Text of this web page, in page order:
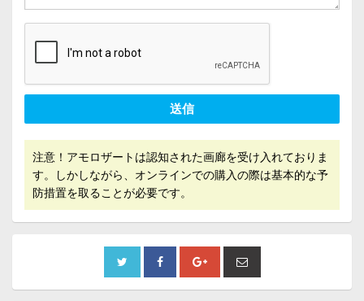
送信
注意！アモロザートは認知された画廊を受け入れておりま
す。しかしながら、オンラインでの購入の際は基本的な予
防措置を取ることが必要です。